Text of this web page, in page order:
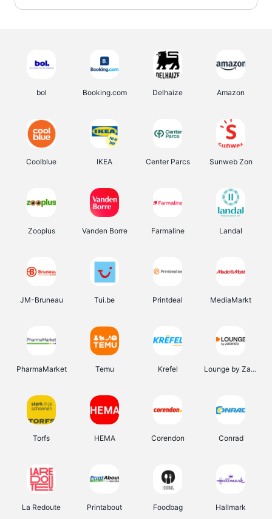
bol Booking.com Delhaize Amazon
Coolblue IKEA Center Parcs Sunweb Zon
Zooplus Vanden Borre Farmaline Landal
JM-Bruneau Tui.be Printdeal MediaMarkt
PharmaMarket Temu Krefel Lounge by Zalando
Torfs HEMA Corendon Conrad
La Redoute Printabout Foodbag Hallmark